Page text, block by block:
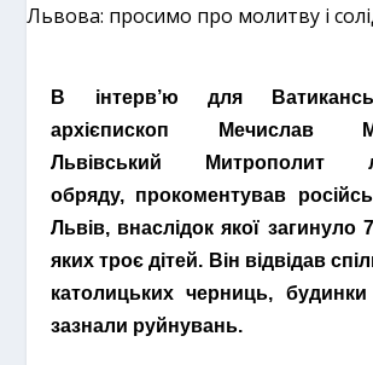
В інтерв’ю для
архієпископ Мечислав
Львівський Митрополит
обряду, прокоментував
Львів, внаслідок якої загинуло
яких троє дітей. Він відвідав
католицьких черниць,
зазнали руйнувань.